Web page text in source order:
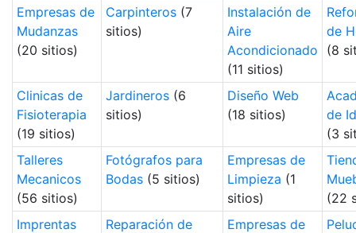
Empresas de
Mudanzas
(20 sitios)
Carpinteros(7
sitios)
Instalación de
Aire
Acondicionado
(11 sitios)
de
(8
Clinicas de
Fisioterapia
(19 sitios)
Jardineros(6
sitios)
Diseño Web
(18 sitios)
de
(3
Talleres
Mecanicos
(56 sitios)
Fotógrafos para
Bodas(5 sitios)
Empresas de
Limpieza (1
sitios)
(22
Imprentas
Reparación de
Empresas de